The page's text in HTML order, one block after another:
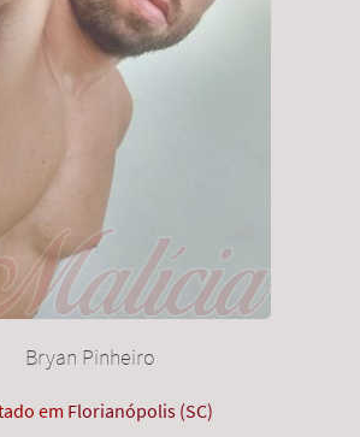
Bryan Pinheiro
em Florianópolis (SC)